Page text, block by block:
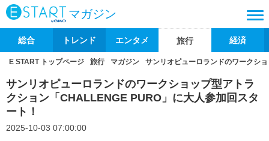
マガジン
総合 トレンド エンタメ 旅行 経済
E START トップページ 旅行 マガジン サンリオピューロランドのワークシ
サンリオピューロランドのワークショップ型アトラ
クション「CHALLENGE PURO」に大人参加回スタ
ート！
2025-10-03 07:00:00